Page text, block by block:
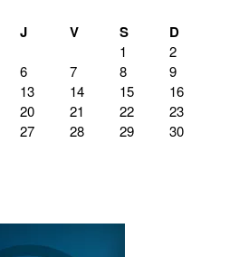
J V S D
1
2
6 7 8
9
13 14 15
16
20 21 22
23
27 28 29
30